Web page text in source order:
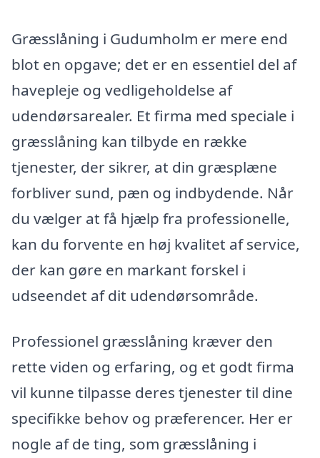
Græsslåning i Gudumholm er mere end
blot en opgave; det er en essentiel del af
havepleje og vedligeholdelse af
udendørsarealer. Et firma med speciale i
græsslåning kan tilbyde en række
tjenester, der sikrer, at din græsplæne
forbliver sund, pæn og indbydende. Når
du vælger at få hjælp fra professionelle,
kan du forvente en høj kvalitet af service,
der kan gøre en markant forskel i
udseendet af dit udendørsområde.
Professionel græsslåning kræver den
rette viden og erfaring, og et godt firma
vil kunne tilpasse deres tjenester til dine
specifikke behov og præferencer. Her er
nogle af de ting, som græsslåning i